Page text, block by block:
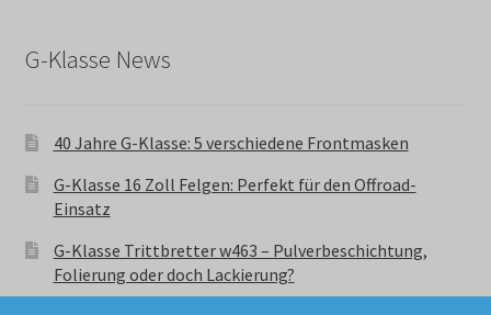
G-Klasse News
40 Jahre G-Klasse: 5 verschiedene Frontmasken
G-Klasse 16 Zoll Felgen: Perfekt für den Offroad-
Einsatz
G-Klasse Trittbretter w463 – Pulverbeschichtung,
Folierung oder doch Lackierung?